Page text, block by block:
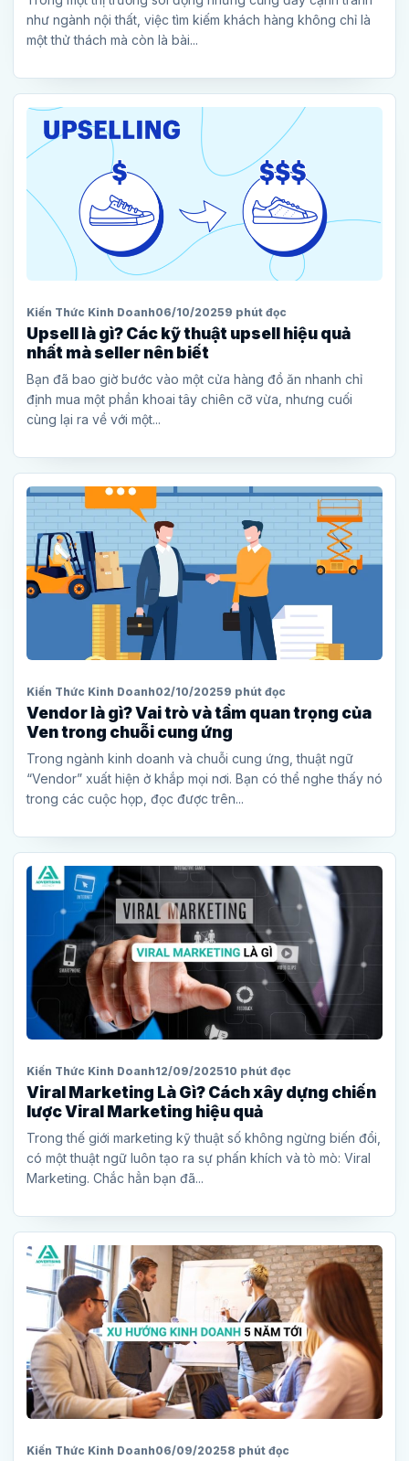
như ngành nội thất, việc tìm kiếm khách hàng không chỉ là
một thử thách mà còn là bài...
Kiến Thức Kinh Doanh06/10/20259 phút đọc
Upsell là gì? Các kỹ thuật upsell hiệu quả
nhất mà seller nên biết
Bạn đã bao giờ bước vào một cửa hàng đồ ăn nhanh chỉ
định mua một phần khoai tây chiên cỡ vừa, nhưng cuối
cùng lại ra về với một...
Kiến Thức Kinh Doanh02/10/20259 phút đọc
Vendor là gì? Vai trò và tầm quan trọng của
Ven trong chuỗi cung ứng
Trong ngành kinh doanh và chuỗi cung ứng, thuật ngữ
“Vendor” xuất hiện ở khắp mọi nơi. Bạn có thể nghe thấy nó
trong các cuộc họp, đọc được trên...
Kiến Thức Kinh Doanh12/09/202510 phút đọc
Viral Marketing Là Gì? Cách xây dựng chiến
lược Viral Marketing hiệu quả
Trong thế giới marketing kỹ thuật số không ngừng biến đổi,
có một thuật ngữ luôn tạo ra sự phấn khích và tò mò: Viral
Marketing. Chắc hẳn bạn đã...
Kiến Thức Kinh Doanh06/09/20258 phút đọc